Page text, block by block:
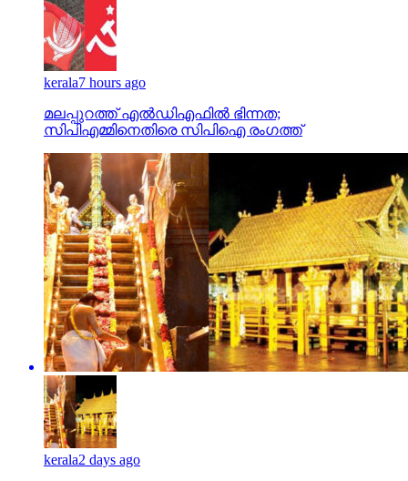
kerala7 hours ago
മലപ്പുറത്ത് എല്‍ഡിഎഫില്‍ ഭിന്നത;
സിപിഎമ്മിനെതിരെ സിപിഐ രംഗത്ത്
kerala2 days ago